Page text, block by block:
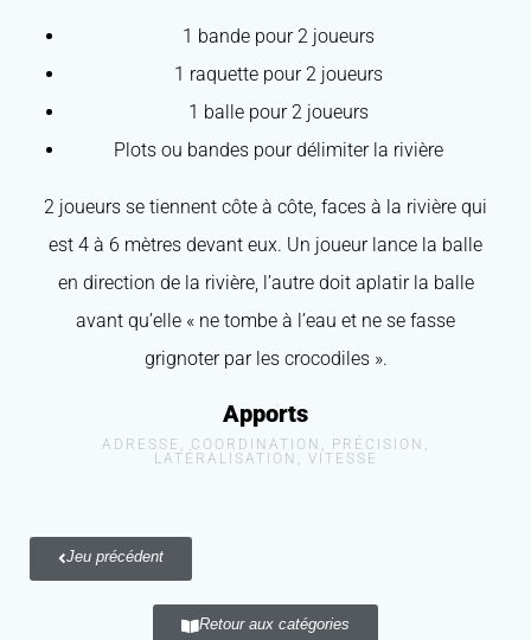
1 bande pour 2 joueurs
1 raquette pour 2 joueurs
1 balle pour 2 joueurs
Plots ou bandes pour délimiter la rivière
2 joueurs se tiennent côte à côte, faces à la rivière qui
est 4 à 6 mètres devant eux. Un joueur lance la balle
en direction de la rivière, l’autre doit aplatir la balle
avant qu’elle « ne tombe à l’eau et ne se fasse
grignoter par les crocodiles ».
Apports
ADRESSE, COORDINATION, PRÉCISION,
LATÉRALISATION, VITESSE
Jeu précédent
Retour aux catégories